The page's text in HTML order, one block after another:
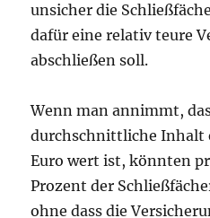
unsicher die
dafür eine relativ teure
abschließen soll.
Wenn man annimmt,
durchschnittliche Inhalt
Euro wert ist, könnten
Prozent der
ohne dass die